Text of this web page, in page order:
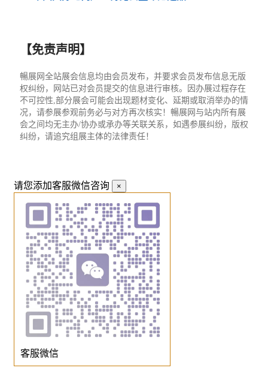
【免责声明】
暢展网全站展会信息均由会员发布，并要求会员发布信息无版
权纠纷，网站已对会员提交的信息进行审核。因办展过程存在
不可控性,部分展会可能会出现题材变化、延期或取消举办的情
况，请参展参观前务必与对方再次核实！暢展网与站内所有展
会之间均无主办/协办或承办等关联关系，如遇参展纠纷，版权
纠纷，请追究组展主体的法律责任！
请您添加客服微信咨询 ×
客服微信